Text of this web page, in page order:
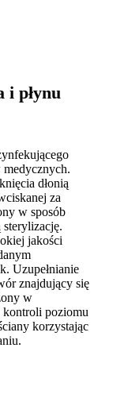
i płynu
dłonią
za
w sposób
sterylizację.
jakości
Uzupełnianie
znajdujący się
w
kontroli poziomu
korzystając